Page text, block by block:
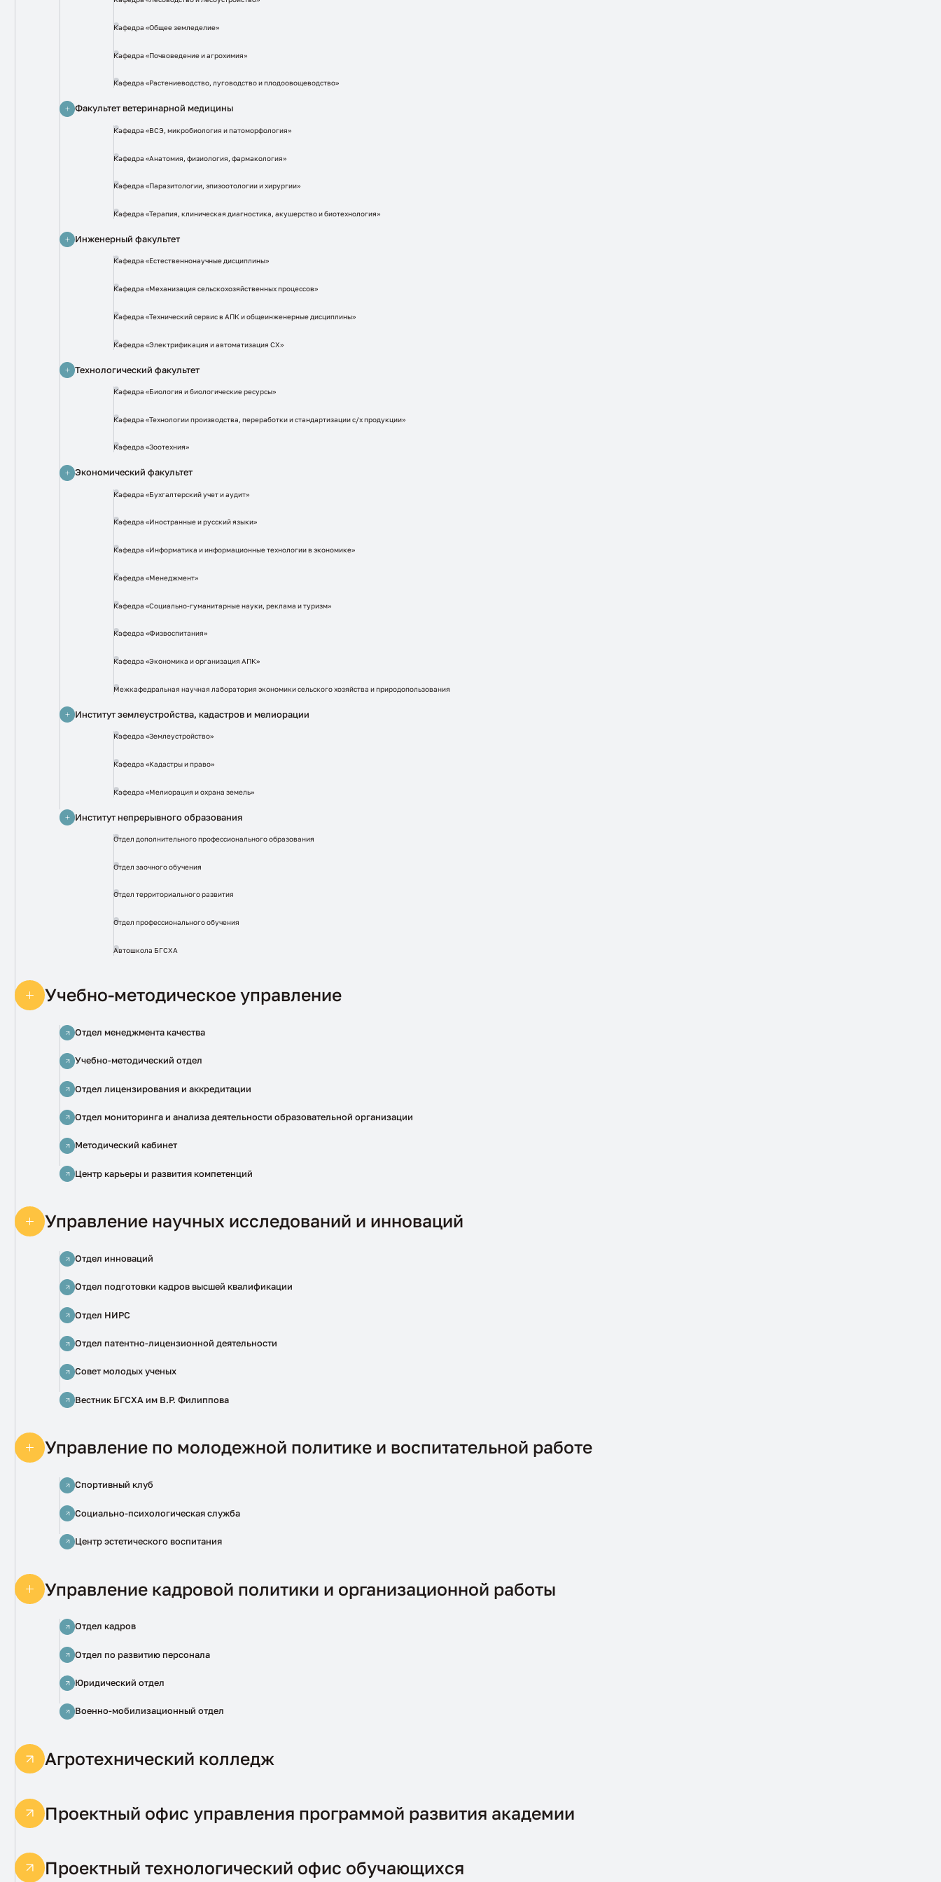
Кафедра «Общее земледелие»
Кафедра «Почвоведение и агрохимия»
Кафедра «Растениеводство, луговодство и плодоовощеводство»
Факультет ветеринарной медицины
Кафедра «ВСЭ, микробиология и патоморфология»
Кафедра «Анатомия, физиология, фармакология»
Кафедра «Паразитологии, эпизоотологии и хирургии»
Кафедра «Терапия, клиническая диагностика, акушерство и биотехнология»
Инженерный факультет
Кафедра «Естественнонаучные дисциплины»
Кафедра «Механизация сельскохозяйственных процессов»
Кафедра «Технический сервис в АПК и общеинженерные дисциплины»
Кафедра «Электрификация и автоматизация СХ»
Технологический факультет
Кафедра «Биология и биологические ресурсы»
Кафедра «Технологии производства, переработки и стандартизации с/х продукции»
Кафедра «Зоотехния»
Экономический факультет
Кафедра «Бухгалтерский учет и аудит»
Кафедра «Иностранные и русский языки»
Кафедра «Информатика и информационные технологии в экономике»
Кафедра «Менеджмент»
Кафедра «Социально-гуманитарные науки, реклама и туризм»
Кафедра «Физвоспитания»
Кафедра «Экономика и организация АПК»
Межкафедральная научная лаборатория экономики сельского хозяйства и природопользования
Институт землеустройства, кадастров и мелиорации
Кафедра «Землеустройство»
Кафедра «Кадастры и право»
Кафедра «Мелиорация и охрана земель»
Институт непрерывного образования
Отдел дополнительного профессионального образования
Отдел заочного обучения
Отдел территориального развития
Отдел профессионального обучения
Автошкола БГСХА
Учебно-методическое управление
Отдел менеджмента качества
Учебно-методический отдел
Отдел лицензирования и аккредитации
Отдел мониторинга и анализа деятельности образовательной организации
Методический кабинет
Центр карьеры и развития компетенций
Управление научных исследований и инноваций
Отдел инноваций
Отдел подготовки кадров высшей квалификации
Отдел НИРС
Отдел патентно-лицензионной деятельности
Совет молодых ученых
Вестник БГСХА им В.Р. Филиппова
Управление по молодежной политике и воспитательной работе
Спортивный клуб
Социально-психологическая служба
Центр эстетического воспитания
Управление кадровой политики и организационной работы
Отдел кадров
Отдел по развитию персонала
Юридический отдел
Военно-мобилизационный отдел
Агротехнический колледж
Проектный офис управления программой развития академии
Проектный технологический офис обучающихся